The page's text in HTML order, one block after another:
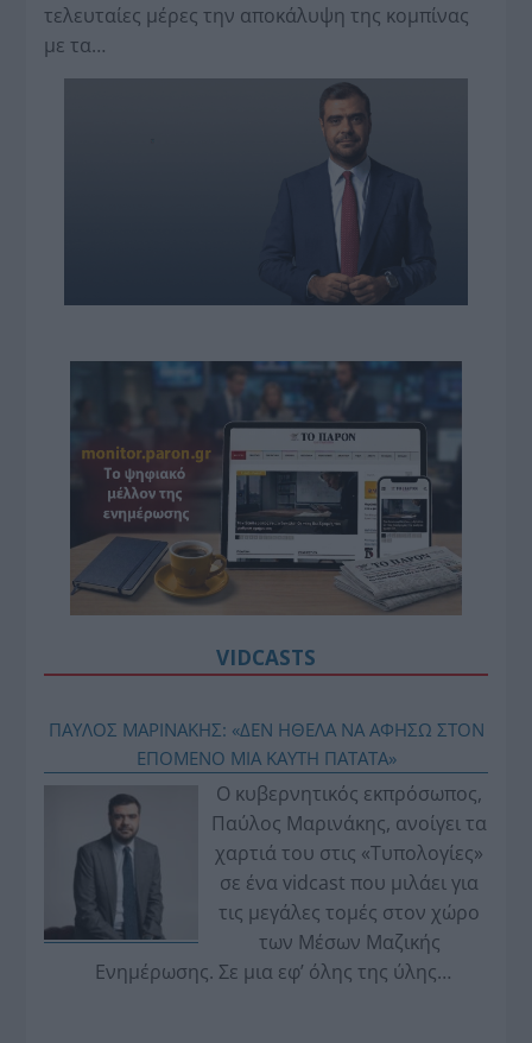
τελευταίες μέρες την αποκάλυψη της κο­μπίνας
με τα…
VIDCASTS
ΠΑΥΛΟΣ ΜΑΡΙΝΑΚΗΣ: «ΔΕΝ ΗΘΕΛΑ ΝΑ ΑΦΗΣΩ ΣΤΟΝ
ΕΠΟΜΕΝΟ ΜΙΑ ΚΑΥΤΗ ΠΑΤΑΤΑ»
Ο κυβερνητικός εκπρόσωπος,
Παύλος Μαρινάκης, ανοίγει τα
χαρτιά του στις «Τυπολογίες»
σε ένα vidcast που μιλάει για
τις μεγάλες τομές στον χώρο
των Μέσων Μαζικής
Ενημέρωσης. Σε μια εφ’ όλης της ύλης